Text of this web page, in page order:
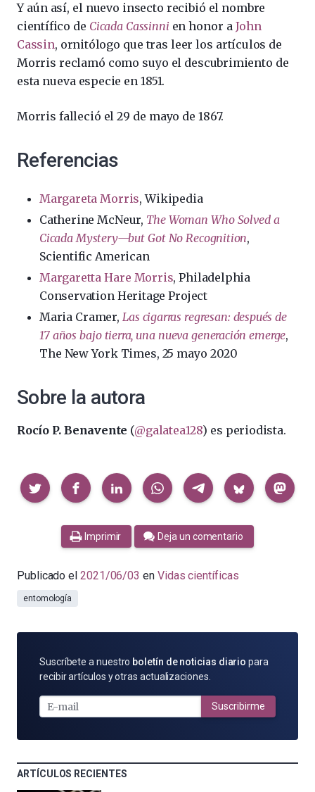
Y aún así, el nuevo insecto recibió el nombre
científico de Cicada Cassinni en honor a John
Cassin, ornitólogo que tras leer los artículos de
Morris reclamó como suyo el descubrimiento de
esta nueva especie en 1851.
Morris falleció el 29 de mayo de 1867.
Referencias
Margareta Morris, Wikipedia
Catherine McNeur, The Woman Who Solved a
Cicada Mystery—but Got No Recognition,
Scientific American
Margaretta Hare Morris, Philadelphia
Conservation Heritage Project
Maria Cramer, Las cigarras regresan: después de
17 años bajo tierra, una nueva generación emerge,
The New York Times, 25 mayo 2020
Sobre la autora
Rocío P. Benavente (@galatea128) es periodista.
Compartir
Imprimir Deja un comentario
Publicado el 2021/06/03 en Vidas científicas
entomología
SUSCRÍBETE
POR
MAIL
Suscríbete a nuestro boletín de noticias diario para
recibir artículos y otras actualizaciones.
Suscribirme
ARTÍCULOS RECIENTES